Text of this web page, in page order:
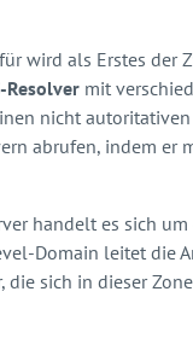
wird als Erstes der
Resolver mit
nicht autoritativen
abrufen, indem er
handelt es sich
Domain leitet die
die sich in dieser